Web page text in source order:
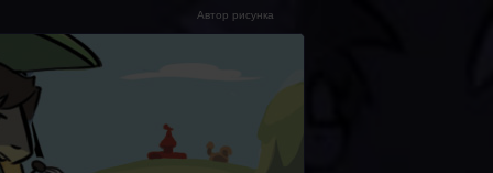
Автор рисунка